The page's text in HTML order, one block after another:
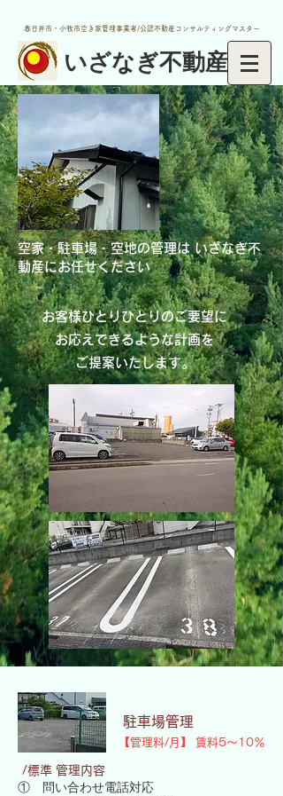
春日井市・小牧市空き家管理事業者/公認不動産コンサルティングマスター
​いざなぎ不動産
空家・駐車場・空地の管理は いざなぎ不
動産にお任せください
お客様ひとりひとりのご要望に
お応えできるような計画を
ご提案いたします。
​【管理料/月】 賃料5～10％
駐車場管理
/標準 管理内容
① 問い合わせ電話対応